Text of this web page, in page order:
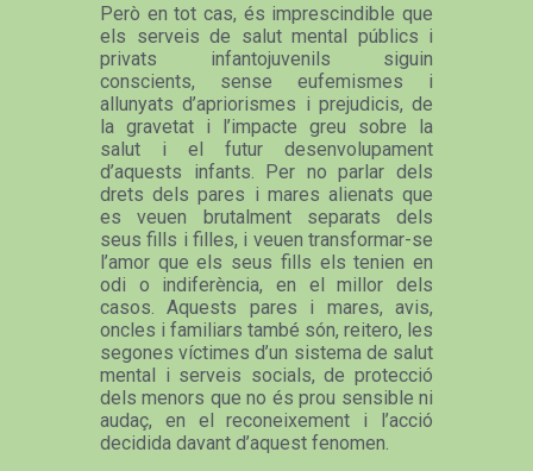
Però en tot cas, és imprescindible que
els serveis de salut mental públics i
privats infantojuvenils siguin
conscients, sense eufemismes i
allunyats d’apriorismes i prejudicis, de
la gravetat i l’impacte greu sobre la
salut i el futur desenvolupament
d’aquests infants. Per no parlar dels
drets dels pares i mares alienats que
es veuen brutalment separats dels
seus fills i filles, i veuen transformar-se
l’amor que els seus fills els tenien en
odi o indiferència, en el millor dels
casos. Aquests pares i mares, avis,
oncles i familiars també són, reitero, les
segones víctimes d’un sistema de salut
mental i serveis socials, de protecció
dels menors que no és prou sensible ni
audaç, en el reconeixement i l’acció
decidida davant d’aquest fenomen.